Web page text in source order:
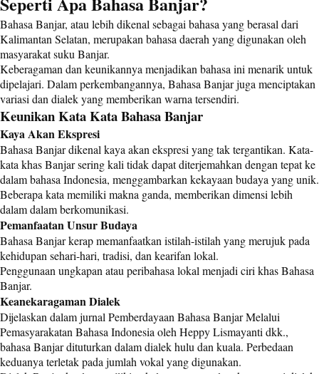
Bahasa Banjar, atau lebih dikenal sebagai bahasa yang berasal dari
Kalimantan Selatan, merupakan bahasa daerah yang digunakan oleh
masyarakat suku Banjar.
Keberagaman dan keunikannya menjadikan bahasa ini menarik untuk
dipelajari. Dalam perkembangannya, Bahasa Banjar juga menciptakan
variasi dan dialek yang memberikan warna tersendiri.
Keunikan Kata Kata Bahasa Banjar
Kaya Akan Ekspresi
Bahasa Banjar dikenal kaya akan ekspresi yang tak tergantikan. Kata-
kata khas Banjar sering kali tidak dapat diterjemahkan dengan tepat ke
dalam bahasa Indonesia, menggambarkan kekayaan budaya yang unik.
Beberapa kata memiliki makna ganda, memberikan dimensi lebih
dalam dalam berkomunikasi.
Pemanfaatan Unsur Budaya
Bahasa Banjar kerap memanfaatkan istilah-istilah yang merujuk pada
kehidupan sehari-hari, tradisi, dan kearifan lokal.
Penggunaan ungkapan atau peribahasa lokal menjadi ciri khas Bahasa
Banjar.
Keanekaragaman Dialek
Dijelaskan dalam jurnal Pemberdayaan Bahasa Banjar Melalui
Pemasyarakatan Bahasa Indonesia oleh Heppy Lismayanti dkk.,
bahasa Banjar dituturkan dalam dialek hulu dan kuala. Perbedaan
keduanya terletak pada jumlah vokal yang digunakan.